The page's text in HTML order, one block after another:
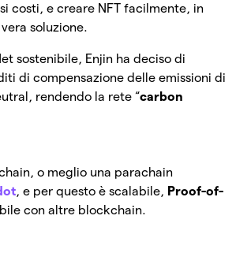
costi, e creare NFT facilmente, in
soluzione.
sostenibile, Enjin ha deciso di
di compensazione delle emissioni di
rendendo la rete “carbon
o meglio una parachain
, e per questo è scalabile, Proof-of-
con altre blockchain.